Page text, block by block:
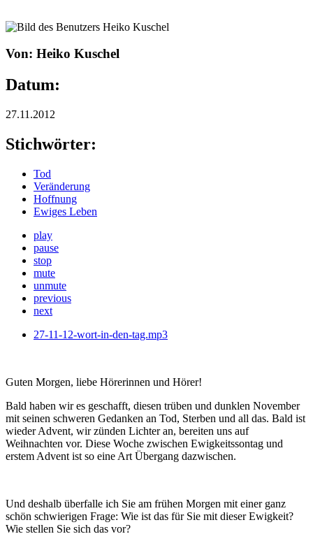
Von: Heiko Kuschel
Datum:
27.11.2012
Stichwörter:
Tod
Veränderung
Hoffnung
Ewiges Leben
play
pause
stop
mute
unmute
previous
next
27-11-12-wort-in-den-tag.mp3
Guten Morgen, liebe Hörerinnen und Hörer!
Bald haben wir es geschafft, diesen trüben und dunklen November
mit seinen schweren Gedanken an Tod, Sterben und all das. Bald ist
wieder Advent, wir zünden Lichter an, bereiten uns auf
Weihnachten vor. Diese Woche zwischen Ewigkeitssontag und
erstem Advent ist so eine Art Übergang dazwischen.
Und deshalb überfalle ich Sie am frühen Morgen mit einer ganz
schön schwierigen Frage: Wie ist das für Sie mit dieser Ewigkeit?
Wie stellen Sie sich das vor?